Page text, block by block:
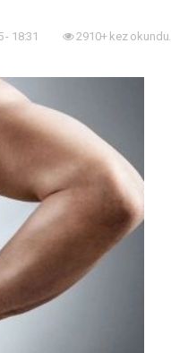
- 18:31 2910+ kez okundu.